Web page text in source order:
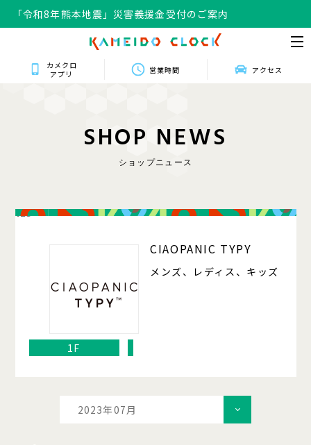
「令和8年熊本地震」災害義援金受付のご案内
カメクロ
アプリ
営業時間 アクセス
SHOP NEWS
ショップニュース
125
CIAOPANIC TYPY
メンズ、レディス、キッズ
1F
2023年07月